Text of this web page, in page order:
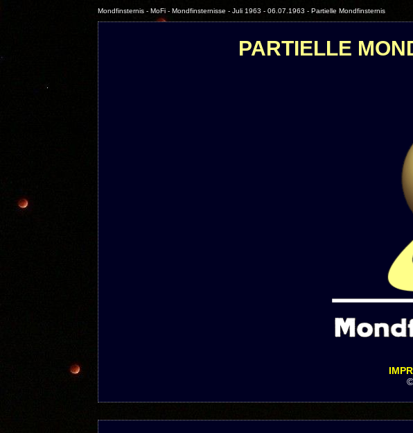
Mondfinsternis - MoFi - Mondfinsternisse - Juli 1963 - 06.07.1963 - Partielle Mondfinsternis
PARTIELLE